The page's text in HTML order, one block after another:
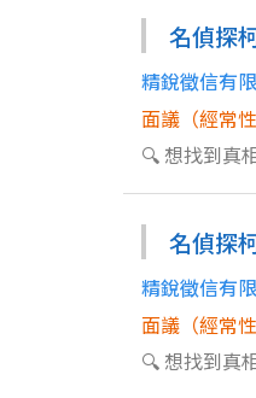
料統整 7. 具備法律知識，維護客戶資料隱私並遵守職業道德與保密準則 歡迎加入我們的專業徵信團隊，挑戰多元領域，
名偵探
精銳徵信有
面議（經常
🔍 想找到真
間管理和
揭曉真相的
名偵探
精銳徵信有
面議（經常
🔍 想找到真